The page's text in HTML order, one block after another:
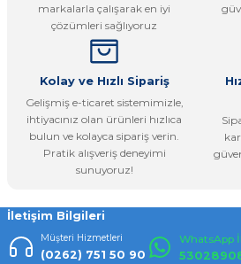
Ürün fiyatı diğer sitelerden daha
Bu ürüne benzer farklı alternatifler
Gönder
markalarla çalışarak en iyi
çözümleri sağlıyoruz
Kolay ve Hızlı Sipariş
Gelişmiş e-ticaret sistemimizle,
ihtiyacınız olan ürünleri hızlıca
bulun ve kolayca sipariş verin.
Pratik alışveriş deneyimi
sunuyoruz!
İletişim Bilgileri
Müşteri Hizmetleri
(0262) 751 50 90
WhatsApp